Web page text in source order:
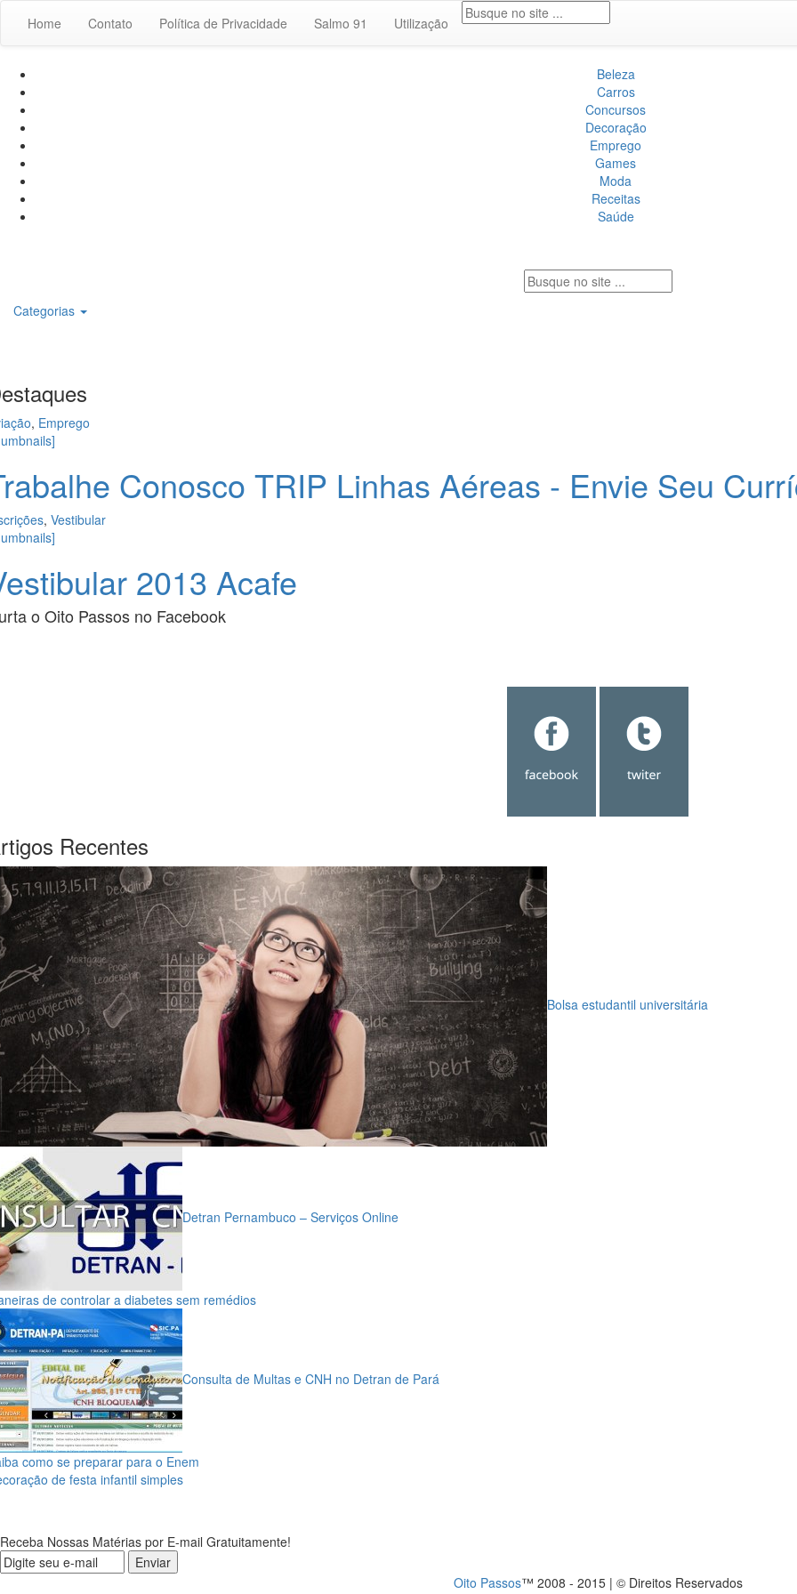
Home Contato Política de Privacidade Salmo 91 Utilização
Beleza
Carros
Concursos
Decoração
Emprego
Games
Moda
Receitas
Saúde
Categorias
, Emprego
Conosco TRIP Linhas Aéreas - Envie Seu
, Vestibular
2013 Acafe
o Oito Passos no Facebook
Recentes
Bolsa estudantil universitária
Detran Pernambuco – Serviços Online
de controlar a diabetes sem remédios
Consulta de Multas e CNH no Detran de Pará
como se preparar para o Enem
de festa infantil simples
Receba Nossas Matérias por E-mail Gratuitamente!
Oito Passos™ 2008 - 2015 | © Direitos Reservados